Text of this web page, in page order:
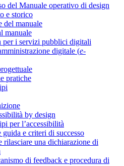
del Manuale operativo di design
e storico
del manuale
manuale
per i servizi pubblici digitali
digitale (e-
pratiche
by design
per l’accessibilità
guida e criteri di successo
rilasciare una dichiarazione di
di feedback e procedura di